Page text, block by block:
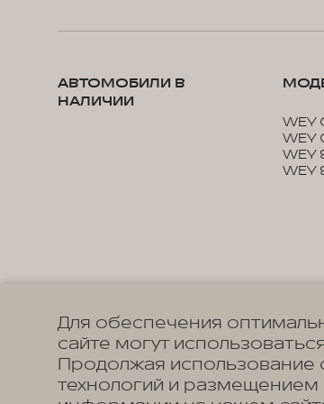
АВТОМОБИЛИ В
НАЛИЧИИ
WEY
WEY
WEY
WEY
Для обеспечения
сайте могут
Продолжая использование
технологий и